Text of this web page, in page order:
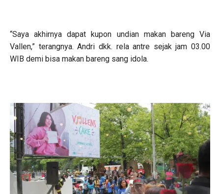
“Saya akhirnya dapat kupon undian makan bareng Via
Vallen,” terangnya. Andri dkk. rela antre sejak jam 03.00
WIB demi bisa makan bareng sang idola.